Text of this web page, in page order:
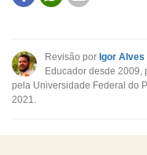
Este conteúdo não
Outro
Revisão por Igor Alves
Educador desde 2009,
pela Universidade Federal do
2021.